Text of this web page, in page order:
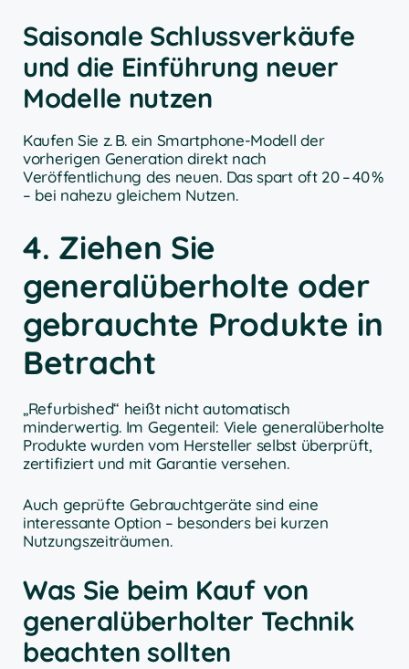
Saisonale Schlussverkäufe
und die Einführung neuer
Modelle nutzen
Kaufen Sie z. B. ein Smartphone-Modell der
vorherigen Generation direkt nach
Veröffentlichung des neuen. Das spart oft 20 – 40 %
– bei nahezu gleichem Nutzen.
4. Ziehen Sie
generalüberholte oder
gebrauchte Produkte in
Betracht
„Refurbished“ heißt nicht automatisch
minderwertig. Im Gegenteil: Viele generalüberholte
Produkte wurden vom Hersteller selbst überprüft,
zertifiziert und mit Garantie versehen.
Auch geprüfte Gebrauchtgeräte sind eine
interessante Option – besonders bei kurzen
Nutzungszeiträumen.
Was Sie beim Kauf von
generalüberholter Technik
beachten sollten